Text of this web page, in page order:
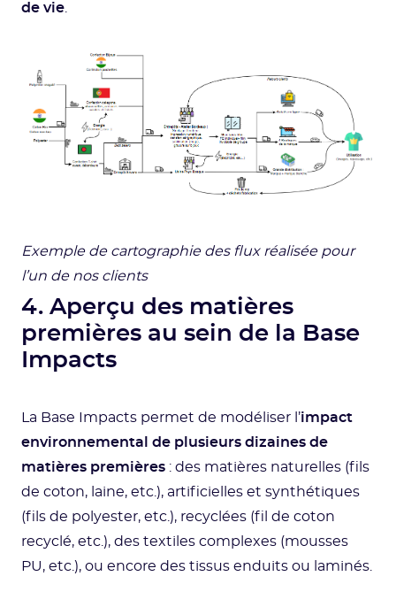
de vie.
Exemple de cartographie des flux réalisée pour
l’un de nos clients
4. Aperçu des matières
premières au sein de la Base
Impacts
La Base Impacts permet de modéliser l’impact
environnemental de plusieurs dizaines de
matières premières : des matières naturelles (fils
de coton, laine, etc.), artificielles et synthétiques
(fils de polyester, etc.), recyclées (fil de coton
recyclé, etc.), des textiles complexes (mousses
PU, etc.), ou encore des tissus enduits ou laminés.